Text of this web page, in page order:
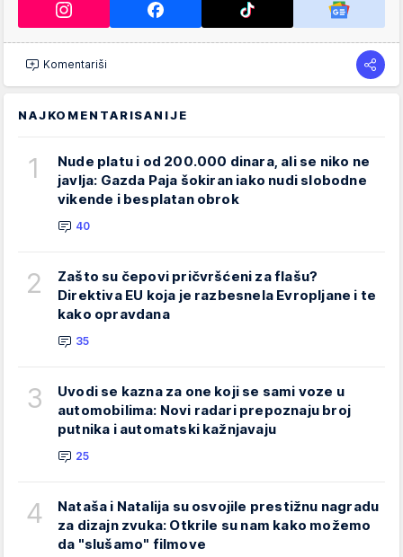
Komentariši
NAJKOMENTARISANIJE
1
Nude platu i od 200.000 dinara, ali se niko ne
javlja: Gazda Paja šokiran iako nudi slobodne
vikende i besplatan obrok
40
2
Zašto su čepovi pričvršćeni za flašu?
Direktiva EU koja je razbesnela Evropljane i te
kako opravdana
35
3
Uvodi se kazna za one koji se sami voze u
automobilima: Novi radari prepoznaju broj
putnika i automatski kažnjavaju
25
4
Nataša i Natalija su osvojile prestižnu nagradu
za dizajn zvuka: Otkrile su nam kako možemo
da "slušamo" filmove